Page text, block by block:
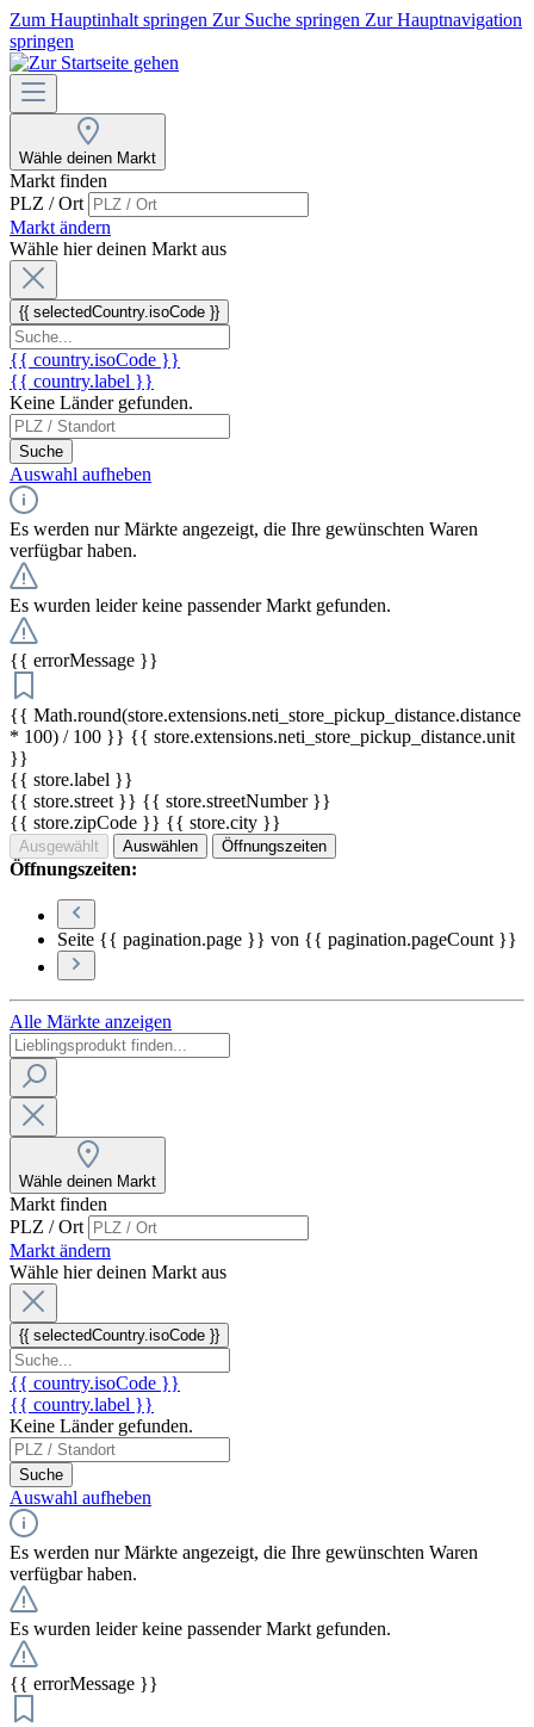
Zum Hauptinhalt springen Zur Suche springen Zur Hauptnavigation
springen
Wähle deinen Markt
Markt finden
PLZ / Ort
Markt ändern
Wähle hier deinen Markt aus
{{ selectedCountry.isoCode }}
{{ country.isoCode }}
{{ country.label }}
Keine Länder gefunden.
Suche
Auswahl aufheben
Es werden nur Märkte angezeigt, die Ihre gewünschten Waren
verfügbar haben.
Es wurden leider keine passender Markt gefunden.
{{ errorMessage }}
{{ Math.round(store.extensions.neti_store_pickup_distance.distance
* 100) / 100 }} {{ store.extensions.neti_store_pickup_distance.unit
}}
{{ store.label }}
{{ store.street }} {{ store.streetNumber }}
{{ store.zipCode }} {{ store.city }}
Ausgewählt Auswählen Öffnungszeiten
Öffnungszeiten:
Seite {{ pagination.page }} von {{ pagination.pageCount }}
Alle Märkte anzeigen
Wähle deinen Markt
Markt finden
PLZ / Ort
Markt ändern
Wähle hier deinen Markt aus
{{ selectedCountry.isoCode }}
{{ country.isoCode }}
{{ country.label }}
Keine Länder gefunden.
Suche
Auswahl aufheben
Es werden nur Märkte angezeigt, die Ihre gewünschten Waren
verfügbar haben.
Es wurden leider keine passender Markt gefunden.
{{ errorMessage }}